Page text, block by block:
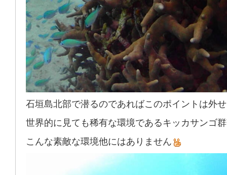
石垣島北部で潜るのであればこのポイントは外
世界的に見ても稀有な環境であるキッカサンゴ
こんな素敵な環境他にはありません